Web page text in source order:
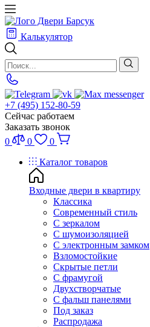
Калькулятор
+7 (495) 152-80-59
Сейчас работаем
Заказать звонок
0
0
0
Каталог товаров
Входные двери в квартиру
Классика
Современный стиль
С зеркалом
С шумоизоляцией
С электронным замком
Взломостойкие
Скрытые петли
С фрамугой
Двухстворчатые
С фальш панелями
Под заказ
Распродажа